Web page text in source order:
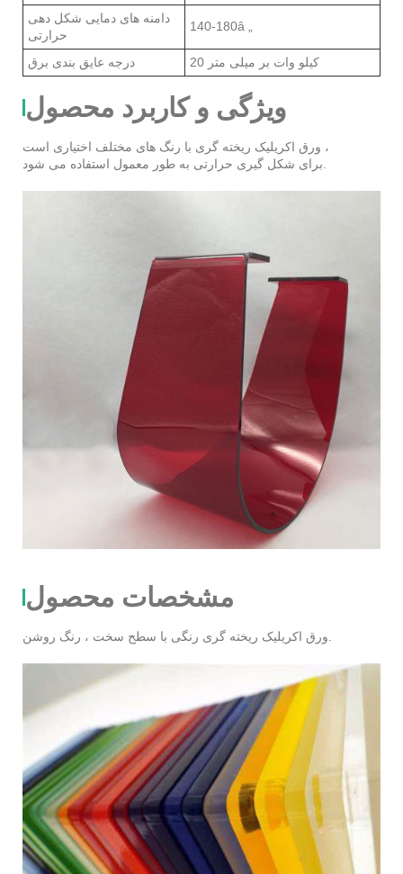
دامنه های دمایی شکل دهی
حرارتی
140-180â „
درجه عایق بندی برق 20 کیلو وات بر میلی متر
ویژگی و کاربرد محصول
ورق اکریلیک ریخته گری با رنگ های مختلف اختیاری است ،
برای شکل گیری حرارتی به طور معمول استفاده می شود.
مشخصات محصول
ورق اکریلیک ریخته گری رنگی با سطح سخت ، رنگ روشن.